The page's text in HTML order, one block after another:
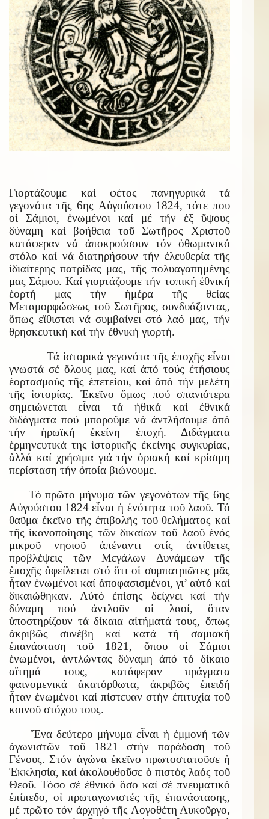
Γιορτάζουμε καί φέτος πανηγυρικά τά
γεγονότα τῆς 6ης Αὐγούστου 1824, τότε που
οἱ Σάμιοι, ἑνωμένοι καί μέ τήν ἐξ ὕψους
δύναμη καί βοήθεια τοῦ Σωτῆρος Χριστοῦ
κατάφεραν νά ἀποκρούσουν τόν ὀθωμανικό
στόλο καί νά διατηρήσουν τήν ἐλευθερία τῆς
ἰδιαίτερης πατρίδας μας, τῆς πολυαγαπημένης
μας Σάμου. Καί γιορτάζουμε τήν τοπική ἐθνική
ἑορτή μας τήν ἡμέρα τῆς θείας
Μεταμορφώσεως τοῦ Σωτῆρος, συνδυάζοντας,
ὅπως εἴθισται νά συμβαίνει στό λαό μας, τήν
θρησκευτική καί τήν ἐθνική γιορτή.
Τά ἱστορικά γεγονότα τῆς ἐποχῆς εἶναι
γνωστά σέ ὅλους μας, καί ἀπό τούς ἐτήσιους
ἑορτασμούς τῆς ἐπετείου, καί ἀπό τήν μελέτη
τῆς ἱστορίας. Ἐκεῖνο ὅμως πού σπανιότερα
σημειώνεται εἶναι τά ἠθικά καί ἐθνικά
διδάγματα πού μποροῦμε νά ἀντλήσουμε ἀπό
τήν ἠρωϊκή ἐκείνη ἐποχή. Διδάγματα
ἑρμηνευτικά της ἱστορικῆς ἐκείνης συγκυρίας,
ἀλλά καί χρήσιμα γιά τήν ὁριακή καί κρίσιμη
περίσταση τήν ὁποία βιώνουμε.
Τό πρῶτο μήνυμα τῶν γεγονότων τῆς 6ης
Αὐγούστου 1824 εἶναι ἡ ἑνότητα τοῦ λαοῦ. Τό
θαῦμα ἐκεῖνο τῆς ἐπιβολῆς τοῦ θελήματος καί
τῆς ἱκανοποίησης τῶν δικαίων τοῦ λαοῦ ἑνός
μικροῦ νησιοῦ ἀπέναντι στίς ἀντίθετες
προβλέψεις τῶν Μεγάλων Δυνάμεων τῆς
ἐποχῆς ὀφείλεται στό ὅτι οἱ συμπατριῶτες μᾶς
ἦταν ἑνωμένοι καί ἀποφασισμένοι, γι’ αὐτό καί
δικαιώθηκαν. Αὐτό ἐπίσης δείχνει καί τήν
δύναμη πού ἀντλοῦν οἱ λαοί, ὅταν
ὑποστηρίζουν τά δίκαια αἰτήματά τους, ὅπως
ἀκριβῶς συνέβη καί κατά τή σαμιακή
ἐπανάσταση τοῦ 1821, ὅπου οἱ Σάμιοι
ἑνωμένοι, ἀντλώντας δύναμη ἀπό τό δίκαιο
αἴτημά τους, κατάφεραν πράγματα
φαινομενικά ἀκατόρθωτα, ἀκριβῶς ἐπειδή
ἦταν ἑνωμένοι καί πίστευαν στήν ἐπιτυχία τοῦ
κοινοῦ στόχου τους.
Ἕνα δεύτερο μήνυμα εἶναι ἡ ἐμμονή τῶν
ἀγωνιστῶν τοῦ 1821 στήν παράδοση τοῦ
Γένους. Στόν ἀγώνα ἐκεῖνο πρωτοστατοῦσε ἡ
Ἐκκλησία, καί ἀκολουθοῦσε ὁ πιστός λαός τοῦ
Θεοῦ. Τόσο σέ ἐθνικό ὅσο καί σέ πνευματικό
ἐπίπεδο, οἱ πρωταγωνιστές τῆς ἐπανάστασης,
μέ πρῶτο τόν ἀρχηγό τῆς Λογοθέτη Λυκοῦργο,